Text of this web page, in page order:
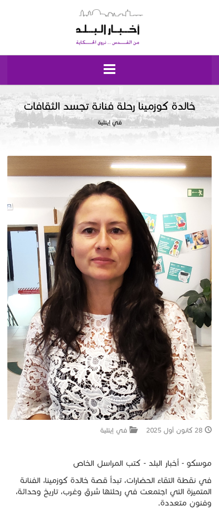
الرئيسية
نبض إيلياء
إقتصاد وحياة
جبل المشارف
يحكى أن
من نحن
خالدة كوزمينا رحلة فنانة تجسد الثقافات
في إيتلية
28 كانون أول 2025 في إيتلية
موسكو - أخبار البلد - كتب المراسل الخاص
في نقطة التقاء الحضارات، تبدأ قصة خالدة كوزمينا، الفنانة
المتميزة التي اجتمعت في رحلتها شرق وغرب، تاريخ وحداثة،
وفنون متعددة.